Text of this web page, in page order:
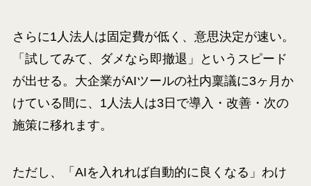
さらに1人法人は固定費が低く、意思決定が速い。
「試してみて、ダメなら即撤退」というスピード
が出せる。大企業がAIツールの社内稟議に3ヶ月か
けている間に、1人法人は3日で導入・改善・次の
施策に移れます。
ただし、「AIを入れれば自動的に良くなる」わけ